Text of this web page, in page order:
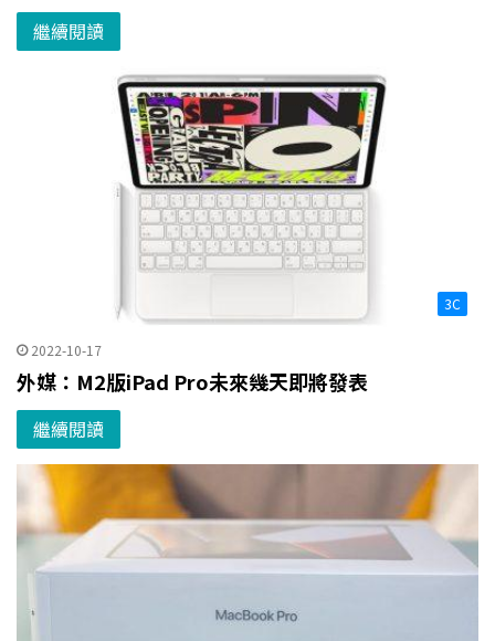
繼續閱讀
3C
2022-10-17
外媒：M2版iPad Pro未來幾天即將發表
繼續閱讀